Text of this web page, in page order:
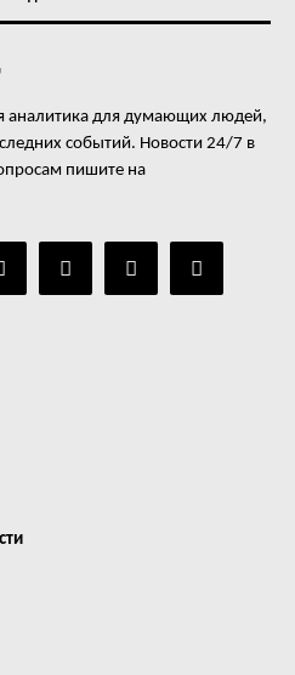
аналитика для думающих людей,
событий. Новости 24/7 в
пишите на